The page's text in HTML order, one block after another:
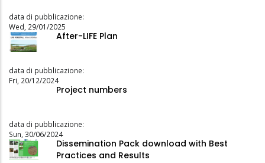
data di pubblicazione:
Wed, 29/01/2025
After-LIFE Plan
data di pubblicazione:
Fri, 20/12/2024
Project numbers
data di pubblicazione:
Sun, 30/06/2024
Dissemination Pack download with Best
Practices and Results